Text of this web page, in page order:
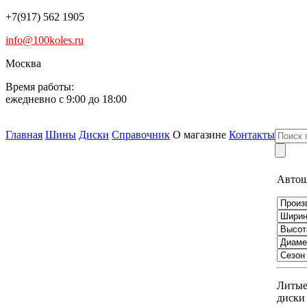
+7(917) 562 1905
info@100koles.ru
Москва
Время работы:
ежедневно с 9:00 до 18:00
Главная Шины Диски Справочник О магазине Контакты
Литые
диски